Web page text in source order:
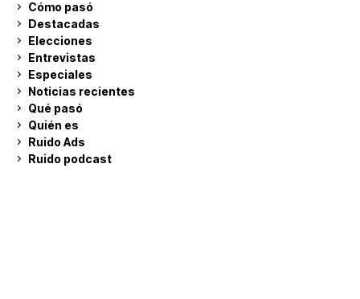
Cómo pasó
Destacadas
Elecciones
Entrevistas
Especiales
Noticias recientes
Qué pasó
Quién es
Ruido Ads
Ruido podcast